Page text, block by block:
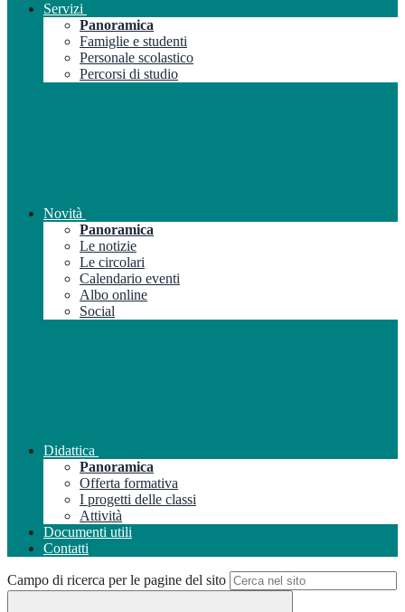
Servizi
Panoramica
Famiglie e studenti
Personale scolastico
Percorsi di studio
Novità
Panoramica
Le notizie
Le circolari
Calendario eventi
Albo online
Social
Didattica
Panoramica
Offerta formativa
I progetti delle classi
Attività
Documenti utili
Contatti
Campo di ricerca per le pagine del sito